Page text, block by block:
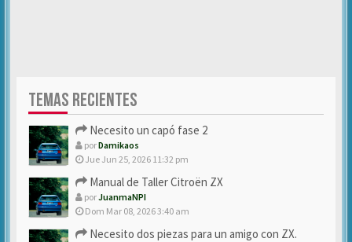
TEMAS RECIENTES
Necesito un capó fase 2
porDamikaos
Jue Jun 25, 2026 11:32 pm
Manual de Taller Citroën ZX
porJuanmaNPI
Dom Mar 08, 2026 3:40 am
Necesito dos piezas para un amigo con ZX.